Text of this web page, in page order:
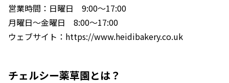
営業時間：日曜日 9:00〜17:00
月曜日〜金曜日 8:00〜17:00
ウェブサイト：https://www.heidibakery.co.uk
チェルシー薬草園とは？